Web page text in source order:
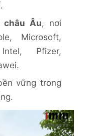
châu Âu, nơi
Microsoft,
Pfizer,
vững trong